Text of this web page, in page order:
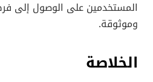
المستخدمين على الوصول إلى
وموثوقة.
الخلاصة